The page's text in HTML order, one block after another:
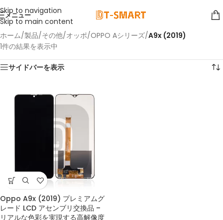
Skip to navigation
Skip to main content
メニュー
ホーム/製品/その他/オッポ/OPPO Aシリーズ/A9x (2019)
1件の結果を表示中
サイドバーを表示
Oppo A9x (2019) プレミアムグ
レード LCD アセンブリ交換品 –
リアルな色彩を実現する高解像度